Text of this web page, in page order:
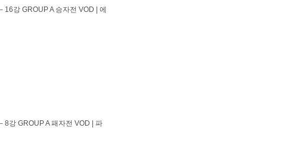
강 GROUP A 승자전 VOD | 에
8강 GROUP A 패자전 VOD | 파